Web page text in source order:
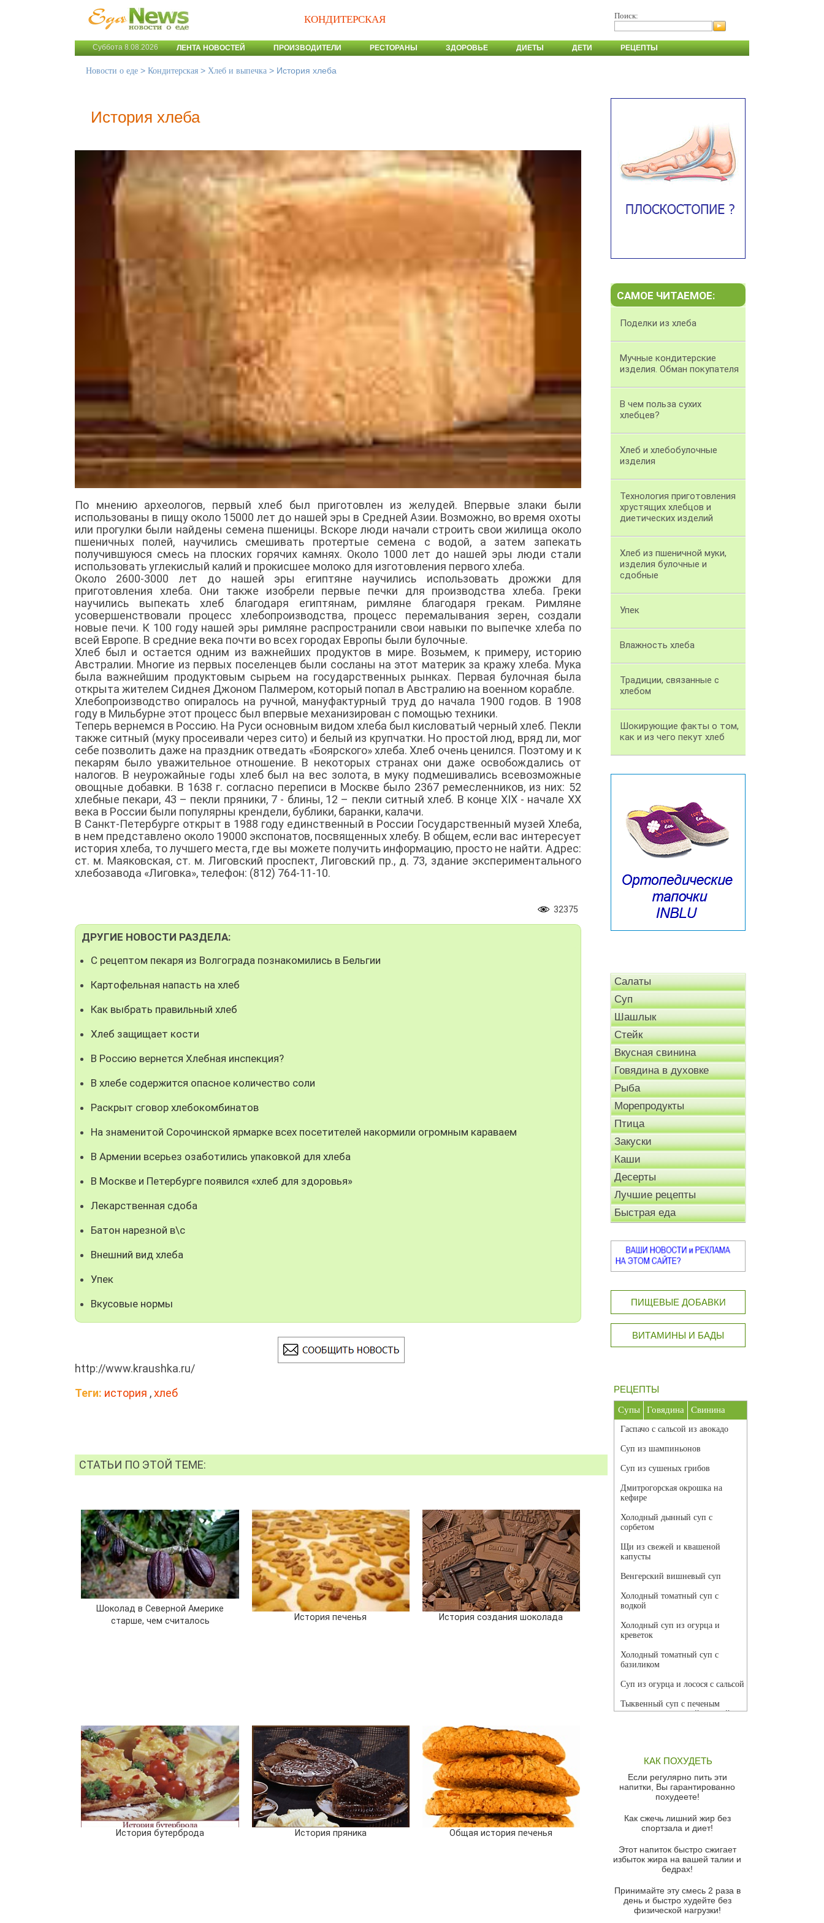
КОНДИТЕРСКАЯ Поиск:
Суббота 8.08.2026 ЛЕНТА НОВОСТЕЙ ПРОИЗВОДИТЕЛИ РЕСТОРАНЫ ЗДОРОВЬЕ ДИЕТЫ ДЕТИ РЕЦЕПТЫ
Новости о еде > Кондитерская > Хлеб и выпечка > История хлеба
История хлеба
По мнению археологов, первый хлеб был приготовлен из желудей. Впервые злаки были
использованы в пищу около 15000 лет до нашей эры в Средней Азии. Возможно, во время охоты
или прогулки были найдены семена пшеницы. Вскоре люди начали строить свои жилища около
пшеничных полей, научились смешивать протертые семена с водой, а затем запекать
получившуюся смесь на плоских горячих камнях. Около 1000 лет до нашей эры люди стали
использовать углекислый калий и прокисшее молоко для изготовления первого хлеба.
Около 2600-3000 лет до нашей эры египтяне научились использовать дрожжи для
приготовления хлеба. Они также изобрели первые печки для производства хлеба. Греки
научились выпекать хлеб благодаря египтянам, римляне благодаря грекам. Римляне
усовершенствовали процесс хлебопроизводства, процесс перемалывания зерен, создали
новые печи. К 100 году нашей эры римляне распространили свои навыки по выпечке хлеба по
всей Европе. В средние века почти во всех городах Европы были булочные.
Хлеб был и остается одним из важнейших продуктов в мире. Возьмем, к примеру, историю
Австралии. Многие из первых поселенцев были сосланы на этот материк за кражу хлеба. Мука
была важнейшим продуктовым сырьем на государственных рынках. Первая булочная была
открыта жителем Сиднея Джоном Палмером, который попал в Австралию на военном корабле.
Хлебопроизводство опиралось на ручной, мануфактурный труд до начала 1900 годов. В 1908
году в Мильбурне этот процесс был впервые механизирован с помощью техники.
Теперь вернемся в Россию. На Руси основным видом хлеба был кисловатый черный хлеб. Пекли
также ситный (муку просеивали через сито) и белый из крупчатки. Но простой люд, вряд ли, мог
себе позволить даже на праздник отведать «Боярского» хлеба. Хлеб очень ценился. Поэтому и к
пекарям было уважительное отношение. В некоторых странах они даже освобождались от
налогов. В неурожайные годы хлеб был на вес золота, в муку подмешивались всевозможные
овощные добавки. В 1638 г. согласно переписи в Москве было 2367 ремесленников, из них: 52
хлебные пекари, 43 – пекли пряники, 7 - блины, 12 – пекли ситный хлеб. В конце XIX - начале XX
века в России были популярны крендели, бублики, баранки, калачи.
В Санкт-Петербурге открыт в 1988 году единственный в России Государственный музей Хлеба,
в нем представлено около 19000 экспонатов, посвященных хлебу. В общем, если вас интересует
история хлеба, то лучшего места, где вы можете получить информацию, просто не найти. Адрес:
ст. м. Маяковская, ст. м. Лиговский проспект, Лиговский пр., д. 73, здание экспериментального
хлебозавода «Лиговка», телефон: (812) 764-11-10.
32375
ДРУГИЕ НОВОСТИ РАЗДЕЛА:
С рецептом пекаря из Волгограда познакомились в Бельгии
Картофельная напасть на хлеб
Как выбрать правильный хлеб
Хлеб защищает кости
В Россию вернется Хлебная инспекция?
В хлебе содержится опасное количество соли
Раскрыт сговор хлебокомбинатов
На знаменитой Сорочинской ярмарке всех посетителей накормили огромным караваем
В Армении всерьез озаботились упаковкой для хлеба
В Москве и Петербурге появился «хлеб для здоровья»
Лекарственная сдоба
Батон нарезной в\с
Внешний вид хлеба
Упек
Вкусовые нормы
http://www.kraushka.ru/
Теги: история ,хлеб
СТАТЬИ ПО ЭТОЙ ТЕМЕ:
Шоколад в Северной Америке
старше, чем считалось
История печенья История создания шоколада
История бутерброда История пряника Общая история печенья
САМОЕ ЧИТАЕМОЕ:
Поделки из хлеба
Мучные кондитерские
изделия. Обман покупателя
В чем польза сухих
хлебцев?
Хлеб и хлебобулочные
изделия
Технология приготовления
хрустящих хлебцов и
диетических изделий
Хлеб из пшеничной муки,
изделия булочные и
сдобные
Упек
Влажность хлеба
Традиции, связанные с
хлебом
Шокирующие факты о том,
как и из чего пекут хлеб
Салаты
Суп
Шашлык
Стейк
Вкусная свинина
Говядина в духовке
Рыба
Морепродукты
Птица
Закуски
Каши
Десерты
Лучшие рецепты
Быстрая еда
ПИЩЕВЫЕ ДОБАВКИ
ВИТАМИНЫ И БАДЫ
РЕЦЕПТЫ
Супы Говядина Свинина
Гаспачо с сальсой из авокадо
Суп из шампиньонов
Суп из сушеных грибов
Дмитрогорская окрошка на
кефире
Холодный дынный суп с
сорбетом
Щи из свежей и квашеной
капусты
Венгерский вишневый суп
Холодный томатный суп с
водкой
Холодный суп из огурца и
креветок
Холодный томатный суп с
базиликом
Суп из огурца и лосося с сальсой
Тыквенный суп с печеным
чесноком и томатной сальсой
красного перца
Парижский луковый суп
Суп из спаржи и горошка с
Суп-крем из цветной капусты
Французский луковый суп
Суп из баклажанов с моцареллой
Грибной крем-суп с кростини с
козьим сыром
КАК ПОХУДЕТЬ
Если регулярно пить эти
напитки, Вы гарантированно
похудеете!
Как сжечь лишний жир без
спортзала и диет!
Этот напиток быстро сжигает
избыток жира на вашей талии и
бедрах!
Принимайте эту смесь 2 раза в
день и быстро худейте без
физической нагрузки!